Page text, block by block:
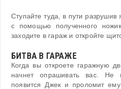
Ступайте туда, в пути
с помощью полученного
заходите в гараж и откройте
БИТВА В ГАРАЖЕ
Когда вы откроете гаражную
начнет опрашивать вас. Не
появится Джек и проломит